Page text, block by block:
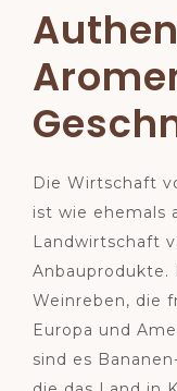
Die Wirtschaft
ist wie ehemals
Landwirtschaft
Anbauprodukte.
Weinreben, die
Europa und
sind es